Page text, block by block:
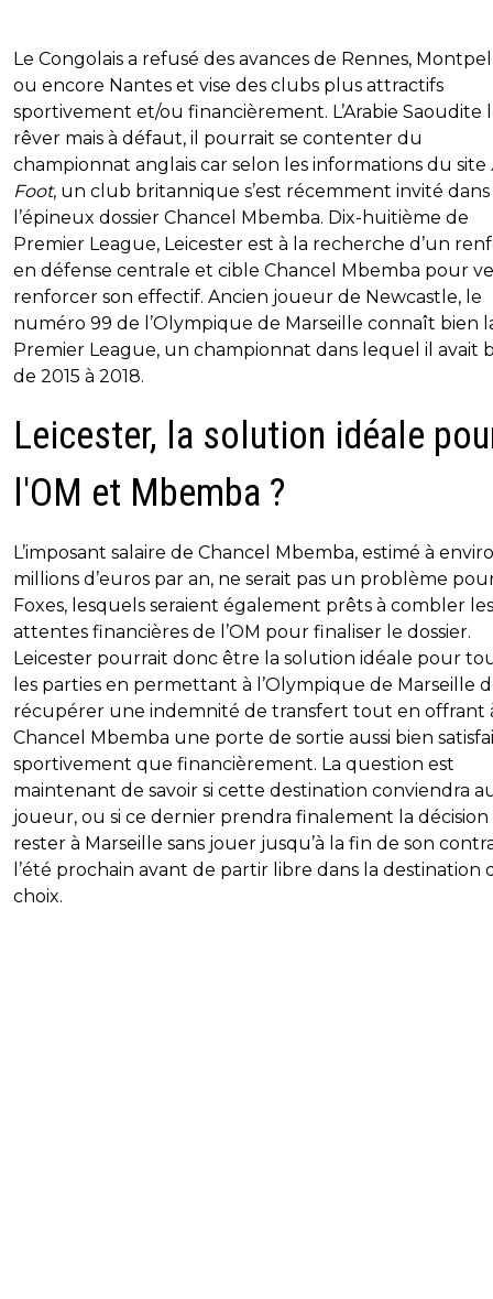
Le Congolais a refusé des avances de Rennes,
ou encore Nantes et vise des clubs plus attractifs
sportivement et/ou financièrement. L’Arabie Saoudite
rêver mais à défaut, il pourrait se contenter du
championnat anglais car selon les informations du site
Foot, un club britannique s’est récemment invité dans
l’épineux dossier Chancel Mbemba. Dix-huitième de
Premier League, Leicester est à la recherche d’un
en défense centrale et cible Chancel Mbemba pour
renforcer son effectif. Ancien joueur de Newcastle, le
numéro 99 de l’Olympique de Marseille connaît bien
Premier League, un championnat dans lequel il avait
de 2015 à 2018.
Leicester, la solution idéale
l'OM et Mbemba ?
L’imposant salaire de Chancel Mbemba, estimé à
millions d’euros par an, ne serait pas un problème
Foxes, lesquels seraient également prêts à combler les
attentes financières de l’OM pour finaliser le dossier.
Leicester pourrait donc être la solution idéale pour
les parties en permettant à l’Olympique de Marseille
récupérer une indemnité de transfert tout en offrant
Chancel Mbemba une porte de sortie aussi bien
sportivement que financièrement. La question est
maintenant de savoir si cette destination conviendra
joueur, ou si ce dernier prendra finalement la décision
rester à Marseille sans jouer jusqu’à la fin de son
l’été prochain avant de partir libre dans la destination
choix.